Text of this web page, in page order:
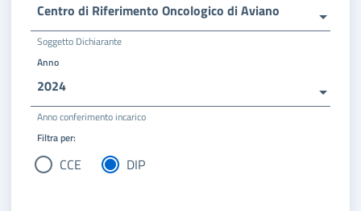
Centro di Riferimento Oncologico di Aviano
Soggetto Dichiarante
Anno
2024
Anno conferimento incarico
Filtra per:
CCE DIP